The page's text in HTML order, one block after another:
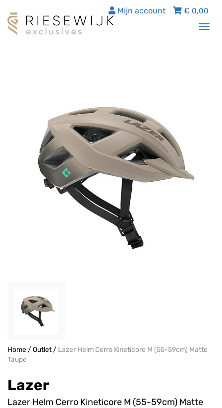
€ 0,00
Mijn account
Home/Outlet/ Lazer Helm Cerro Kineticore M (55-59cm) Matte
Taupe
Lazer
Lazer Helm Cerro Kineticore M (55-59cm) Matte